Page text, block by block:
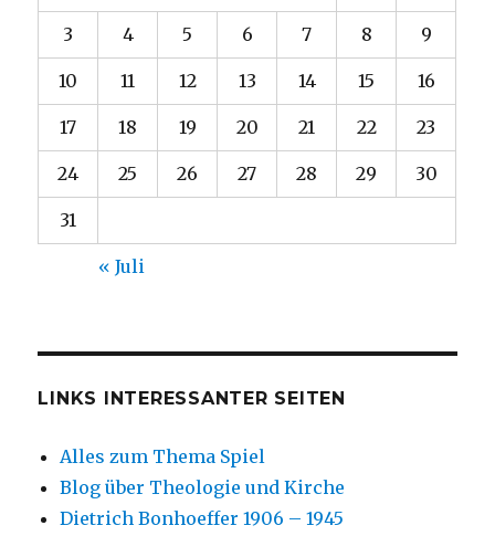
3 4 5 6 7 8 9
10 11 12 13 14 15 16
17 18 19 20 21 22 23
24 25 26 27 28 29 30
31
« Juli
LINKS INTERESSANTER SEITEN
Alles zum Thema Spiel
Blog über Theologie und Kirche
Dietrich Bonhoeffer 1906 – 1945